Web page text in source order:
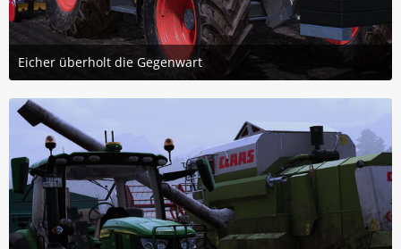
Eicher überholt die Gegenwart
1. Juni 2026 um 17:24
6